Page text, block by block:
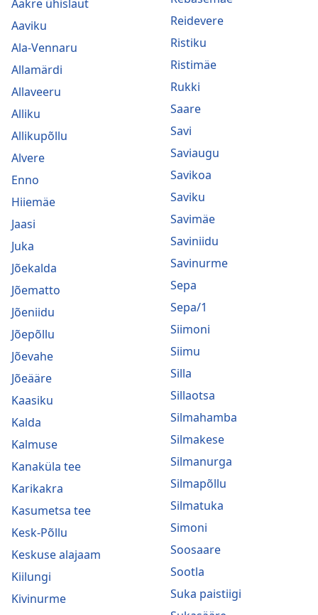
Aakre ühislaut
Aaviku
Ala-Vennaru
Allamärdi
Allaveeru
Alliku
Allikupõllu
Alvere
Enno
Hiiemäe
Jaasi
Juka
Jõekalda
Jõematto
Jõeniidu
Jõepõllu
Jõevahe
Jõeääre
Kaasiku
Kalda
Kalmuse
Kanaküla tee
Karikakra
Kasumetsa tee
Kesk-Põllu
Keskuse alajaam
Kiilungi
Kivinurme
Reidevere
Ristiku
Ristimäe
Rukki
Saare
Savi
Saviaugu
Savikoa
Saviku
Savimäe
Saviniidu
Savinurme
Sepa
Sepa/1
Siimoni
Siimu
Silla
Sillaotsa
Silmahamba
Silmakese
Silmanurga
Silmapõllu
Silmatuka
Simoni
Soosaare
Sootla
Suka paistiigi